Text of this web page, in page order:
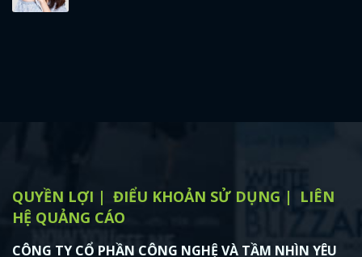
QUYỀN LỢI ĐIỂU KHOẢN SỬ DỤNG
LIÊN
HỆ QUẢNG CÁO
CÔNG TY CỔ PHẦN CÔNG NGHỆ VÀ TẦM NHÌN YÊU